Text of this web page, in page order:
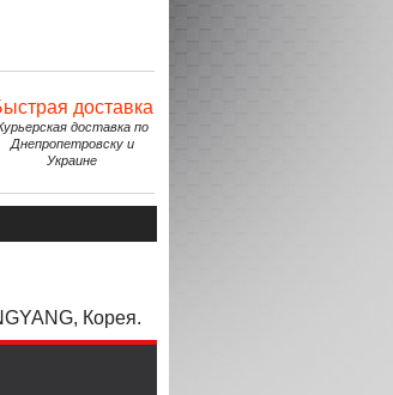
доставка
доставка по
Днепропетровску и
Украине
Корея.